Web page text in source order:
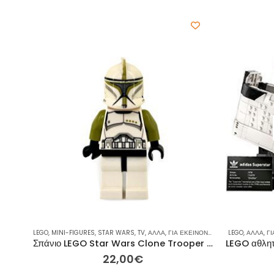
LEGO, MINI-FIGURES, STAR WARS,TV,ΆΛΛΑ,ΓΙΑ ΕΚΕΊΝΟΝ / ΕΚΕΊΝΗ ,ΙΔΈΕΣ
Σπάνιο LEGO Star Wars Clone Trooper Sergeant – Μίνι Φιγούρα sw0438
22,00€
LEGO,ΆΛΛΑ,